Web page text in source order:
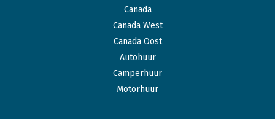
Canada
Canada West
Canada Oost
Autohuur
Camperhuur
Motorhuur